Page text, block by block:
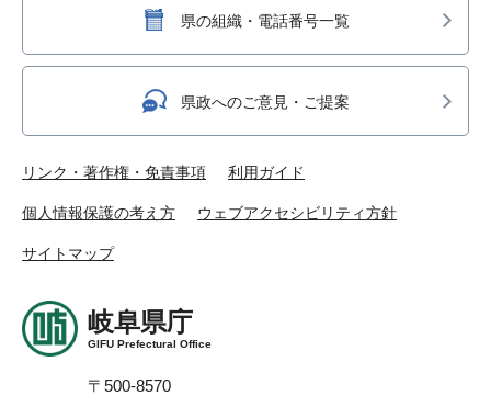
県の組織・電話番号一覧
県政へのご意見・ご提案
リンク・著作権・免責事項 利用ガイド
個人情報保護の考え方 ウェブアクセシビリティ方針
サイトマップ
岐阜県庁
GIFU Prefectural Office
〒500-8570